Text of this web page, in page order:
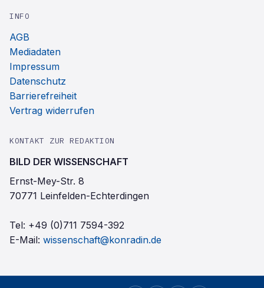
INFO
AGB
Mediadaten
Impressum
Datenschutz
Barrierefreiheit
Vertrag widerrufen
KONTAKT ZUR REDAKTION
BILD DER WISSENSCHAFT
Ernst-Mey-Str. 8
70771 Leinfelden-Echterdingen
Tel: +49 (0)711 7594-392
E-Mail: wissenschaft@konradin.de